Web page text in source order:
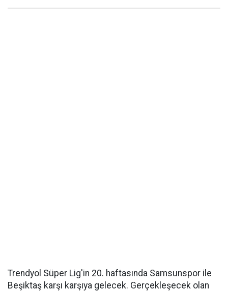
Trendyol Süper Lig'in 20. haftasında Samsunspor ile
Beşiktaş karşı karşıya gelecek. Gerçekleşecek olan